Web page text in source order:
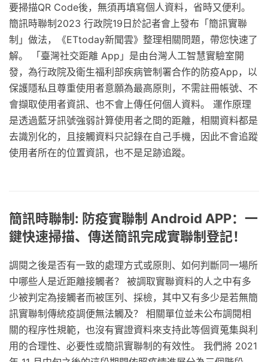
要掃描QR Code後，無須再填寫個人資料，省時又便利。
簡訊時聯制2023 行政院19日於記者會上發布「簡訊實聯
制」做法，《ETtoday新聞雲》整理相關問題，帶您快速了
解。 「臺灣社交距離 App」是由台灣人工智慧實驗室開
發，為行政院及衛生福利部疾病管制署合作的防疫App，以
保護隱私且尊重使用者意願為最高原則，不需註冊帳號、不
會擷取使用者資訊、也不會上傳任何個人資料。 運作原理
是透過藍牙訊號強弱計算使用者之間的距離，相關資料都是
去識別化的，且接觸資料只記錄在自己手機，因此不會追蹤
使用者所在的位置資訊，也不是足跡追蹤。
簡訊時聯制: 防疫實聯制 Android APP：一
鍵快速掃描、傳送簡訊完成實聯制登記！
調閱之後是否有一致的處理方式或原則、如何判斷同一場所
中哪些人是近距離接觸者？ 被調取實聯資料的人之中有多
少被判定為接觸者而被匡列、採檢，其中又有多少是若無簡
訊實聯制傳統疫調便無法觸及？ 相關單位並未公布調閱相
關的程序性規範，也沒有實證資料來支持此等個資蒐集與利
用的合理性、必要性或簡訊實聯制的有效性。 我們將 2021